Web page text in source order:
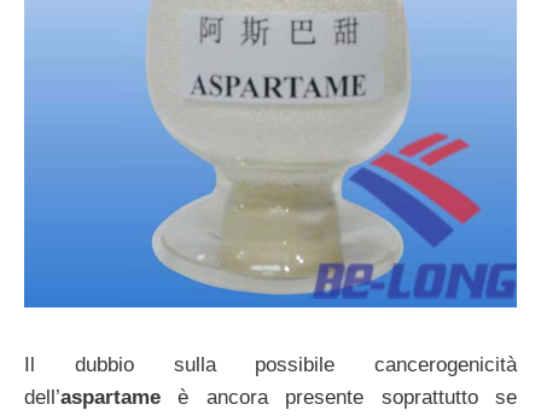
Il dubbio sulla possibile cancerogenicità
dell’aspartame è ancora presente soprattutto se